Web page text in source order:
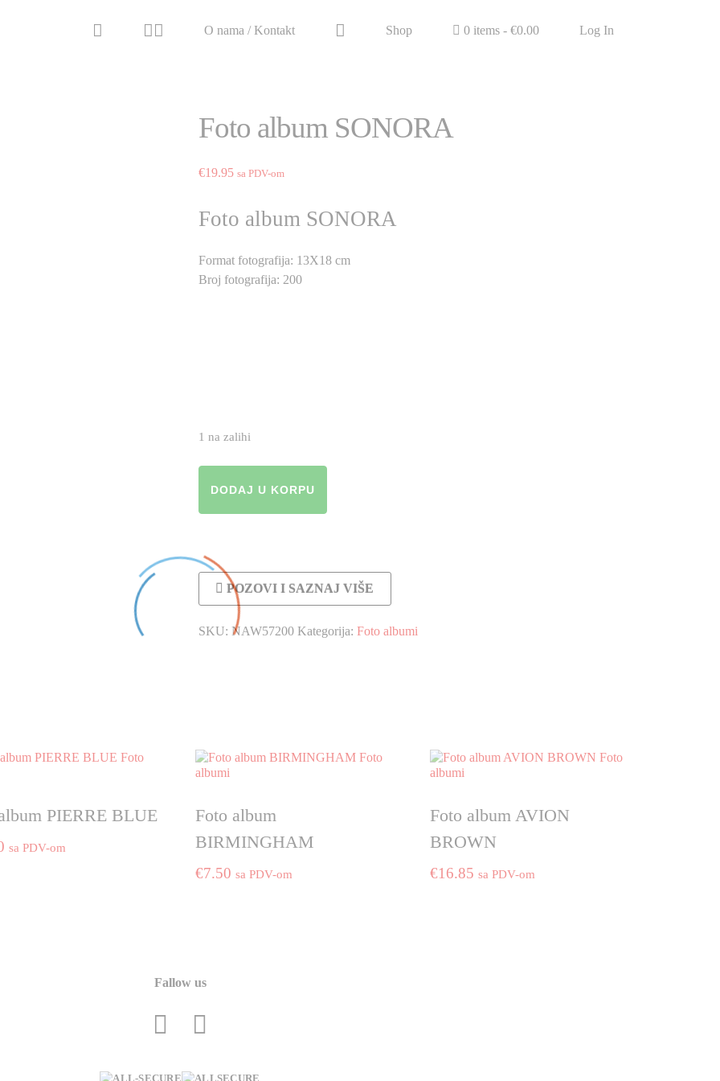
O nama / Kontakt Shop 0 items - €0.00 Log In
Foto album SONORA
€19.95 sa PDV-om
Foto album SONORA
Format fotografija: 13X18 cm
Broj fotografija: 200
1 na zalihi
album
SONORA
DODAJ U KORPU
POZOVI I SAZNAJ VIŠE
SKU: NAW57200 Kategorija: Foto albumi
PIERRE BLUE
sa PDV-om
Foto album
BIRMINGHAM
€7.50 sa PDV-om
Foto album AVION
BROWN
€16.85 sa PDV-om
Fallow us